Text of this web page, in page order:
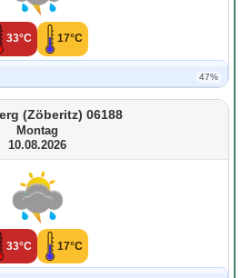
33°C 17°C
47%
(Zöberitz) 06188
Montag
10.08.2026
33°C 17°C